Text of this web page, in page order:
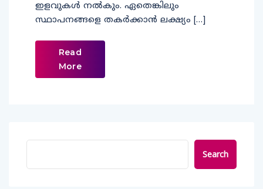
ഇളവുകള്‍ നല്‍കും. ഏതെങ്കിലും
സ്ഥാപനങ്ങളെ തകര്‍ക്കാന്‍ ലക്ഷ്യം […]
Read
More
Search